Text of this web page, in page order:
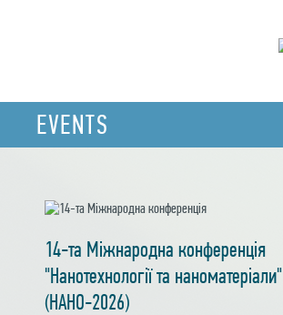
EVENTS
14-та Міжнародна конференція
"Нанотехнології та наноматеріали"
(НАНО-2026)